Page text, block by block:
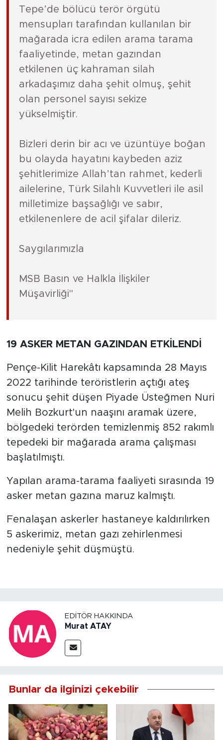
Tepe’de bölücü terör örgütü
mensupları tarafından kullanılan bir
mağarada icra edilen arama tarama
faaliyetinde, metan gazından
etkilenen üç kahraman silah
arkadaşımız daha şehit olmuş, şehit
olan personel sayısı sekize
yükselmiştir.
Bizleri derin bir acı ve üzüntüye boğan
bu olayda hayatını kaybeden aziz
şehitlerimize Allah’tan rahmet, kederli
ailelerine, Türk Silahlı Kuvvetleri ile asil
milletimize başsağlığı ve sabır,
etkilenenlere de acil şifalar dileriz.
Saygılarımızla
MSB Basın ve Halkla İlişkiler
Müşavirliği"
19 ASKER METAN GAZINDAN ETKİLENDİ
Pençe-Kilit Harekâtı kapsamında 28 Mayıs
2022 tarihinde teröristlerin açtığı ateş
sonucu şehit düşen Piyade Üsteğmen Nuri
Melih Bozkurt'un naaşını aramak üzere,
bölgedeki terörden temizlenmiş 852 rakımlı
tepedeki bir mağarada arama çalışması
başlatılmıştı.
Yapılan arama-tarama faaliyeti sırasında 19
asker metan gazına maruz kalmıştı.
Fenalaşan askerler hastaneye kaldırılırken
5 askerimiz, metan gazı zehirlenmesi
nedeniyle şehit düşmüştü.
EDITÖR HAKKINDA
Murat ATAY
Bunlar da ilginizi çekebilir